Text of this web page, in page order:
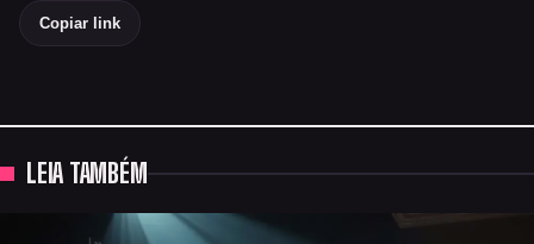
Copiar link
LEIA TAMBÉM